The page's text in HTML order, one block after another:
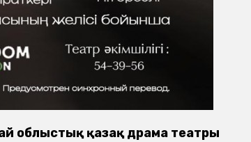
облыстық қазақ драма театры